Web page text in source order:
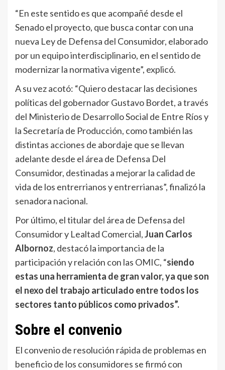
“En este sentido es que acompañé desde el
Senado el proyecto, que busca contar con una
nueva Ley de Defensa del Consumidor, elaborado
por un equipo interdisciplinario, en el sentido de
modernizar la normativa vigente”, explicó.
A su vez acotó: “Quiero destacar las decisiones
políticas del gobernador Gustavo Bordet, a través
del Ministerio de Desarrollo Social de Entre Ríos y
la Secretaría de Producción, como también las
distintas acciones de abordaje que se llevan
adelante desde el área de Defensa Del
Consumidor, destinadas a mejorar la calidad de
vida de los entrerrianos y entrerrianas”, finalizó la
senadora nacional.
Por último, el titular del área de Defensa del
Consumidor y Lealtad Comercial,Juan Carlos
Albornoz, destacó la importancia de la
participación y relación con las OMIC, “siendo
estas una herramienta de gran valor, ya que son
el nexo del trabajo articulado entre todos los
sectores tanto públicos como privados”.
Sobre el convenio
El convenio de resolución rápida de problemas en
beneficio de los consumidores se firmó con